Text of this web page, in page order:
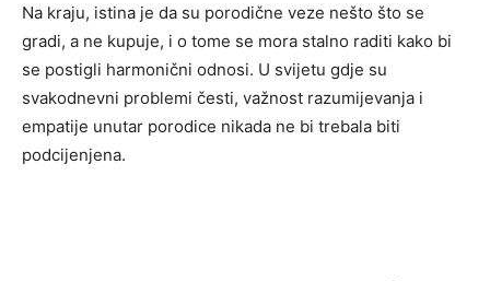
Na kraju, istina je da su porodične veze nešto što se
gradi, a ne kupuje, i o tome se mora stalno raditi kako bi
se postigli harmonični odnosi. U svijetu gdje su
svakodnevni problemi česti, važnost razumijevanja i
empatije unutar porodice nikada ne bi trebala biti
podcijenjena.